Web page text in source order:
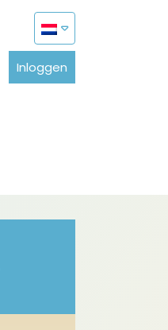
Inloggen